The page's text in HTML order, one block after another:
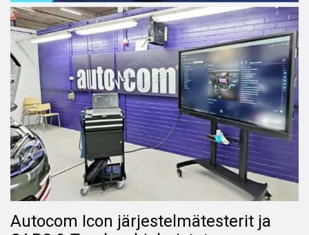
Autocom Icon järjestelmätesterit ja